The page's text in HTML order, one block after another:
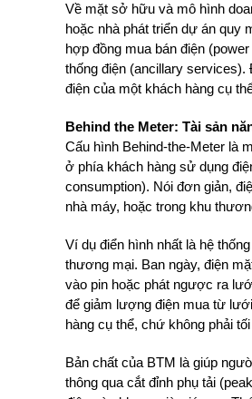
Về mặt sở hữu và mô hình
hoặc nhà phát triển dự án quy
hợp đồng mua bán điện
thống điện (ancillary
điện của một khách hàng cụ
Behind the Meter: Tài sản
Cấu hình Behind-the-Meter là
ở phía khách hàng sử dụng
consumption). Nói đơn giản,
nhà máy, hoặc trong khu
Ví dụ điển hình nhất là hệ
thương mại. Ban ngày, điện
vào pin hoặc phát ngược ra
để giảm lượng điện mua từ
hàng cụ thể, chứ không phải
Bản chất của BTM là giúp
thông qua cắt đỉnh phụ tải